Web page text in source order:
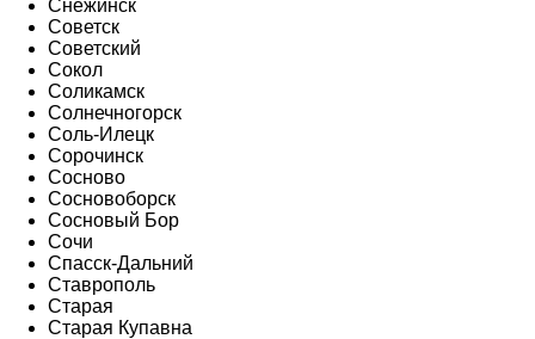
Снежинск
Советск
Советский
Сокол
Соликамск
Солнечногорск
Соль-Илецк
Сорочинск
Сосново
Сосновоборск
Сосновый Бор
Сочи
Спасск-Дальний
Ставрополь
Старая
Старая Купавна